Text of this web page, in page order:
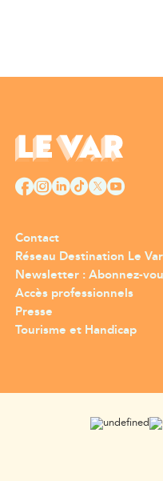
Contact
Réseau Destination Le Var
Newsletter : Abonnez-
Accès professionnels
Presse
Tourisme et Handicap